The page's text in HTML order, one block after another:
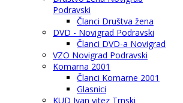
Podravski
Članci Društva žena
DVD - Novigrad Podravski
Članci DVD-a Novigrad
VZO Novigrad Podravski
Komarna 2001
Članci Komarne 2001
Glasnici
KUD Ivan vitez Trnski